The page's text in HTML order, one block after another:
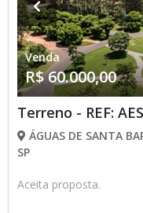
Venda
R$ 60.000,00
Terreno - REF:
ÁGUAS DE SANTA
SP
Aceita proposta.